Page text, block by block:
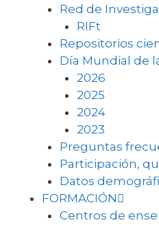
Red de
RIFt
Repositorios
Día Mundial de
2026
2025
2024
2023
Preguntas
Participación,
Datos
FORMACIÓN
Centros de